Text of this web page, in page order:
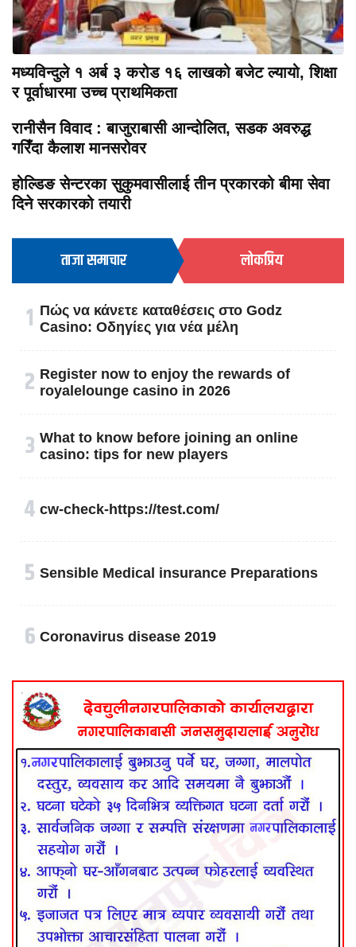
मध्यविन्दुले १ अर्ब ३ करोड १६ लाखको बजेट ल्यायो, शिक्षा
र पूर्वाधारमा उच्च प्राथमिकता
रानीसैन विवाद : बाजुराबासी आन्दोलित, सडक अवरुद्ध
गरिँदा कैलाश मानसरोवर
होल्डिङ सेन्टरका सुकुमवासीलाई तीन प्रकारको बीमा सेवा
दिने सरकारको तयारी
ताजा समाचार लोकप्रिय
१ Πώς να κάνετε καταθέσεις στο Godz
Casino: Οδηγίες για νέα μέλη
२ Register now to enjoy the rewards of
royalelounge casino in 2026
३ What to know before joining an online
casino: tips for new players
४ cw-check-https://test.com/
५ Sensible Medical insurance Preparations
६ Coronavirus disease 2019